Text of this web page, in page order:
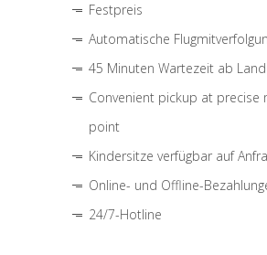
Festpreis
Automatische
45 Minuten Wartezeit ab
Convenient pickup at precise
point
Kindersitze verfügbar auf
Online- und Offline-
24/7-Hotline